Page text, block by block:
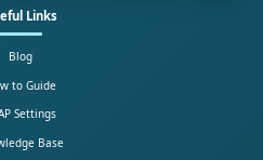
Links
Blog
to Guide
Settings
Base